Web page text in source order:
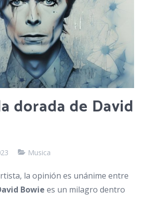
dorada de David
Musica
la opinión es unánime entre
Bowie es un milagro dentro